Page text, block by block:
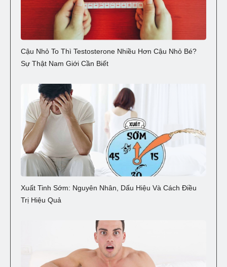
Cậu Nhỏ To Thì Testosterone Nhiều Hơn Cậu Nhỏ Bé?
Sự Thật Nam Giới Cần Biết
Xuất Tinh Sớm: Nguyên Nhân, Dấu Hiệu Và Cách Điều
Trị Hiệu Quả